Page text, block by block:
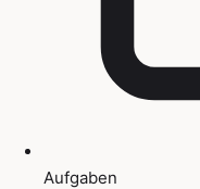
Aufgaben